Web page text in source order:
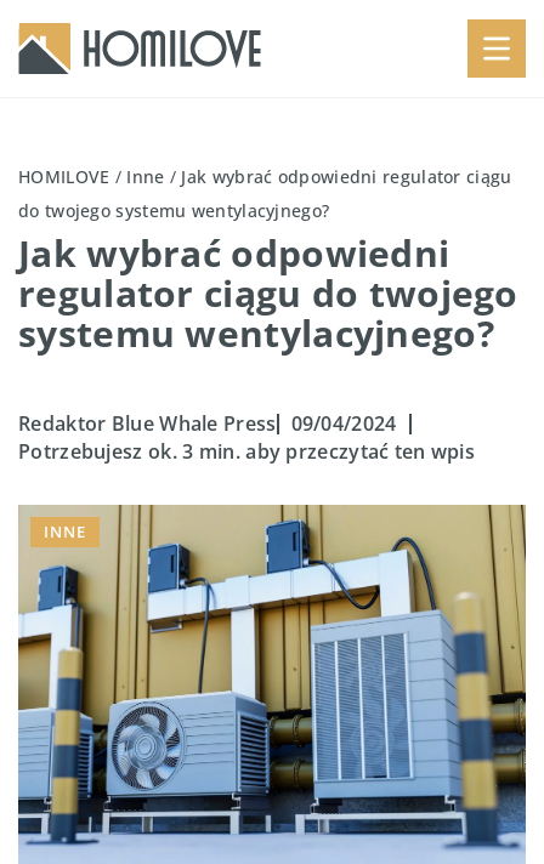
HOMILOVE / Inne / Jak wybrać odpowiedni regulator ciągu
do twojego systemu wentylacyjnego?
Jak wybrać odpowiedni
regulator ciągu do twojego
systemu wentylacyjnego?
Redaktor Blue Whale Press
09/04/2024
Potrzebujesz ok. 3 min. aby przeczytać ten wpis
INNE